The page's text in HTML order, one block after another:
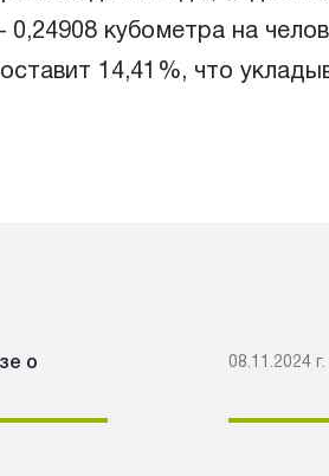
кубометра на
14,41%, что
о
08.11.2024 г.